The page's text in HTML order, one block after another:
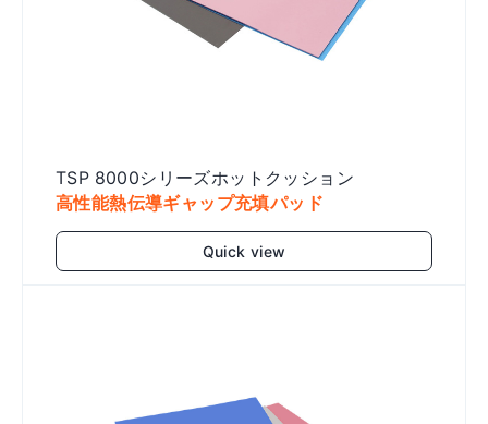
TSP 8000シリーズホットクッション
高性能熱伝導ギャップ充填パッド
Quick view